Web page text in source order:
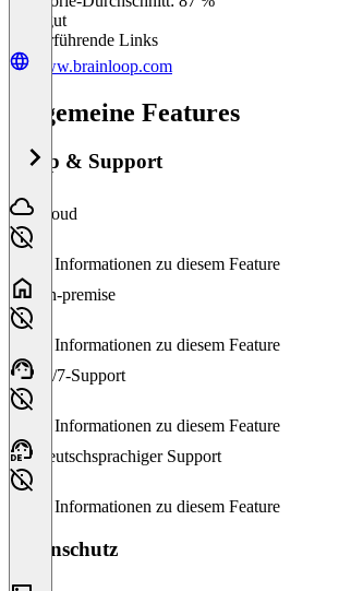
Sehr gut
Weiterführende Links
www.brainloop.com
Allgemeine Features
Setup & Support
Cloud
Keine Informationen zu diesem Feature
On-premise
Keine Informationen zu diesem Feature
24/7-Support
Keine Informationen zu diesem Feature
Deutschsprachiger Support
Keine Informationen zu diesem Feature
Datenschutz